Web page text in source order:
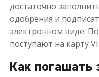
Переведём в
Срок
достаточно
одобрения и
электронном виде.
поступают на карту
Как погашать